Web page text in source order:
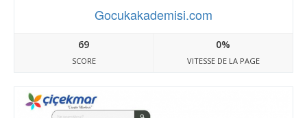
Gocukakademisi.com
69
SCORE
0%
VITESSE DE LA PAGE